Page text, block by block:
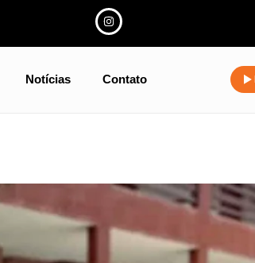
Notícias Contato